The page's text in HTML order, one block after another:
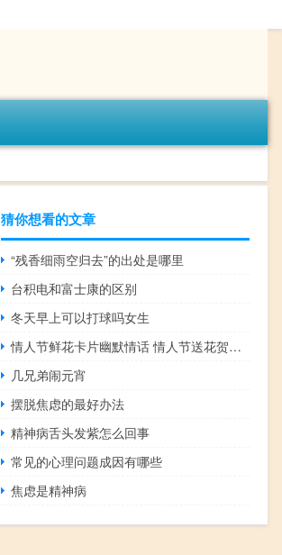
猜你想看的文章
“残香细雨空归去”的出处是哪里
台积电和富士康的区别
冬天早上可以打球吗女生
情人节鲜花卡片幽默情话 情人节送花贺卡的情话
几兄弟闹元宵
摆脱焦虑的最好办法
精神病舌头发紫怎么回事
常见的心理问题成因有哪些
焦虑是精神病